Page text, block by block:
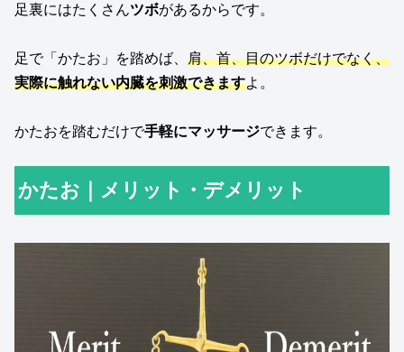
足裏にはたくさんツボがあるからです。
足で「かたお」を踏めば、 肩、首、目のツボだけでなく、
実際に触れない内臓を刺激できますよ。
かたおを踏むだけで手軽にマッサージできます。
かたお｜メリット・デメリット